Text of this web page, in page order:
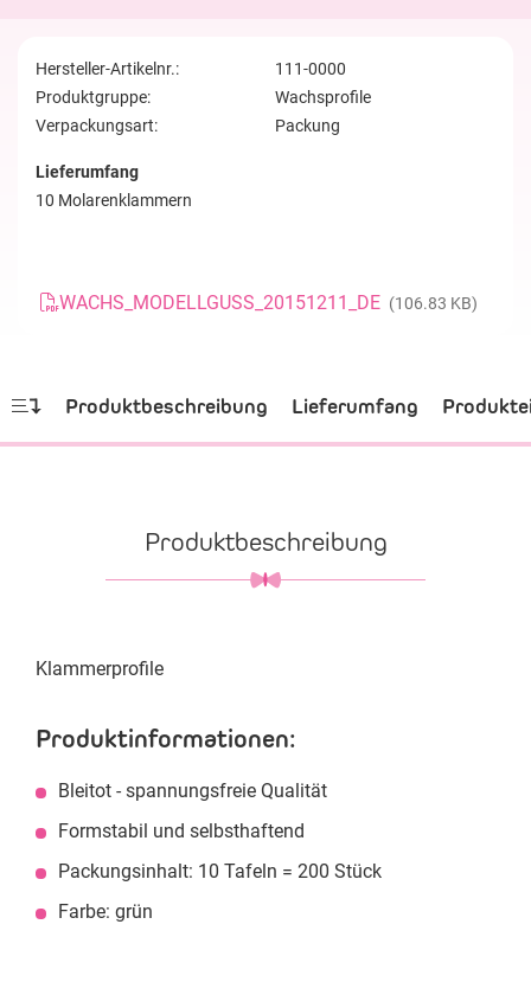
Hersteller-Artikelnr.:
111-0000
Produktgruppe:
Wachsprofile
Verpackungsart:
Packung
Lieferumfang
10 Molarenklammern
WACHS_MODELLGUSS_20151211_DE (106.83 KB)
Produktbeschreibung Lieferumfang
Produktbeschreibung
Klammerprofile
Produktinformationen:
Bleitot - spannungsfreie Qualität
Formstabil und selbsthaftend
Packungsinhalt: 10 Tafeln = 200 Stück
Farbe: grün